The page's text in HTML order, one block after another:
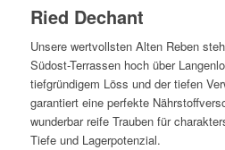
Ried Dechant
Unsere wertvollsten Alten Reben
Südost-Terrassen hoch über
tiefgründigem Löss und der tiefen
garantiert eine perfekte
wunderbar reife Trauben für
Tiefe und Lagerpotenzial.